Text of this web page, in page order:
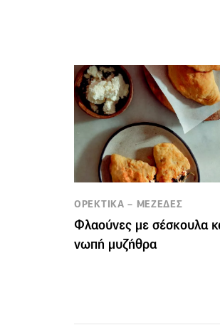
ΟΡΕΚΤΙΚΑ – ΜΕΖΕΔΕΣ
Φλαούνες με σέσκουλα
νωπή μυζήθρα